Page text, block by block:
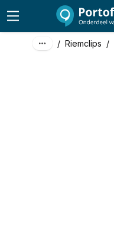
/ Riemclips /
13,50 excl. btw
16,34 incl. btw